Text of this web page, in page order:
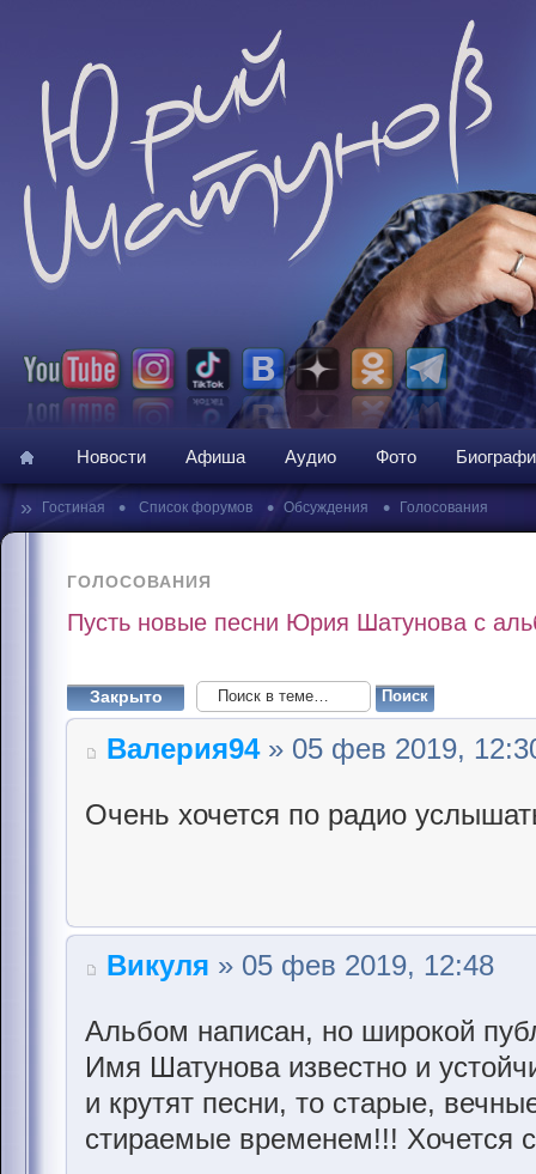
Новости Афиша Аудио Фото
» Гостиная • Список форумов • Обсуждения • Голосования
ГОЛОСОВАНИЯ
Пусть новые песни Юрия Шатунова с
Закрыто
Валерия94» 05 фев 2019,
Очень хочется по радио
Викуля » 05 фев 2019, 12:48
Альбом написан, но широкой
Имя Шатунова известно и
и крутят песни, то старые,
стираемые временем!!! Хочется